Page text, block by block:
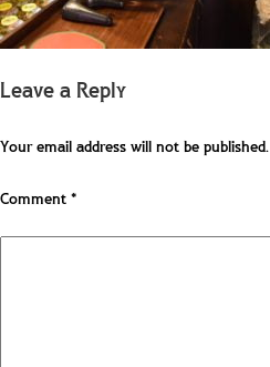
Leave a Reply
Your email address will not be published.
Comment*